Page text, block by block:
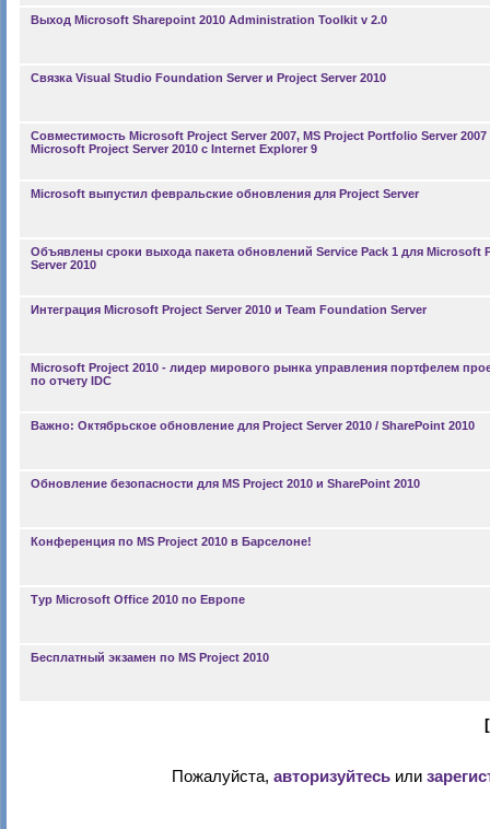
Выход Microsoft Sharepoint 2010 Administration Toolkit v 2.0
Связка Visual Studio Foundation Server и Project Server 2010
Совместимость Microsoft Project Server 2007, MS Project Portfolio Server 2007
Microsoft Project Server 2010 с Internet Explorer 9
Microsoft выпустил февральские обновления для Project Server
Объявлены сроки выхода пакета обновлений Service Pack 1 для Microsoft
Server 2010
Интеграция Microsoft Project Server 2010 и Team Foundation Server
Microsoft Project 2010 - лидер мирового рынка управления портфелем
по отчету IDC
Важно: Октябрьское обновление для Project Server 2010 / SharePoint 2010
Обновление безопасности для MS Project 2010 и SharePoint 2010
Конференция по MS Project 2010 в Барселоне!
Тур Microsoft Office 2010 по Европе
Бесплатный экзамен по MS Project 2010
[
Пожалуйста,авторизуйтесь или